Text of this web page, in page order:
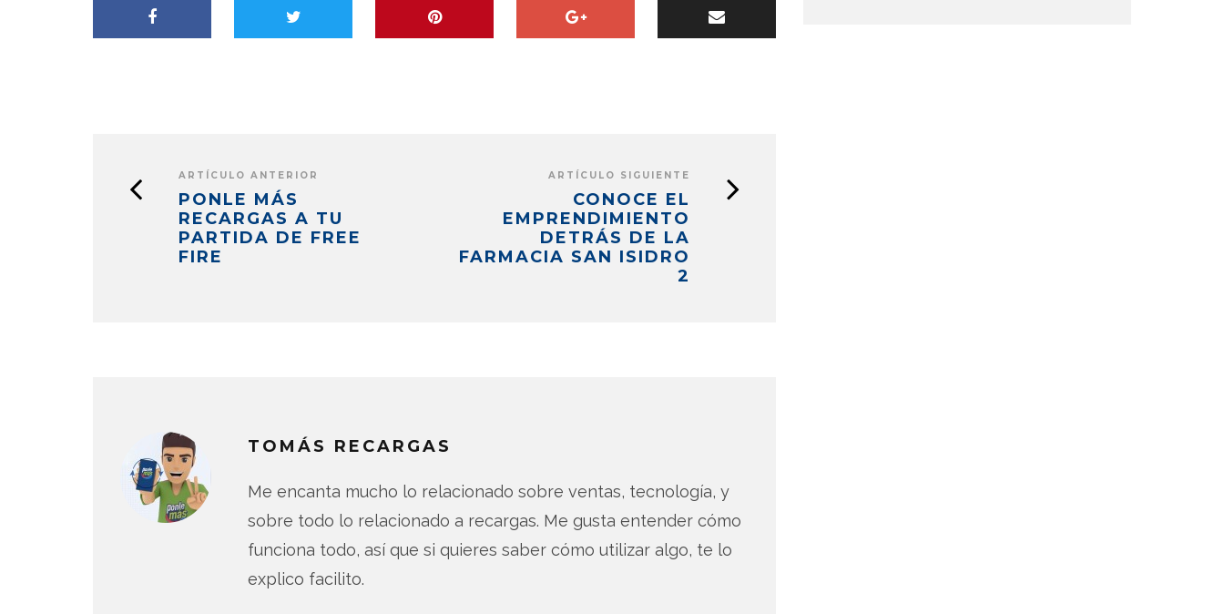
ARTÍCULO ANTERIOR
PONLE MÁS
RECARGAS A TU
PARTIDA DE FREE
FIRE
ARTÍCULO SIGUIENTE
CONOCE EL
EMPRENDIMIENTO
DETRÁS DE LA
FARMACIA SAN ISIDRO
2
TOMÁS RECARGAS
Me encanta mucho lo relacionado sobre ventas, tecnología, y
sobre todo lo relacionado a recargas. Me gusta entender cómo
funciona todo, así que si quieres saber cómo utilizar algo, te lo
explico facilito.